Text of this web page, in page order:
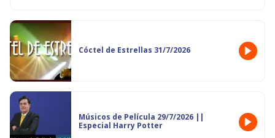
Cóctel de Estrellas 31/7/2026
Músicos de Película 29/7/2026 ||
Especial Harry Potter